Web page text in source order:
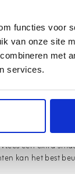
functies voor
van onze site
met
services.
welke soorten
smaak en dankzij
een lichtzoete
Jack Daniels
een extra
kan het best